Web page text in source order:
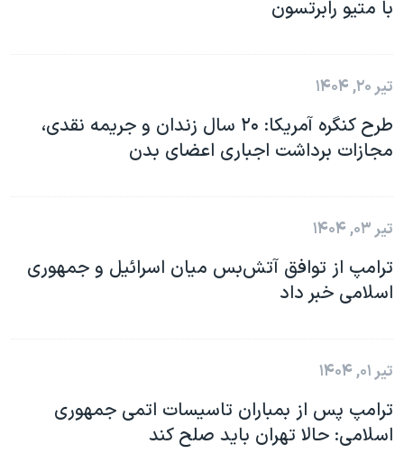
با متیو رابرتسون
تیر ۲۰, ۱۴۰۴
طرح کنگره آمریکا: ۲۰ سال زندان و جریمه نقدی،
مجازات برداشت اجباری اعضای بدن
تیر ۰۳, ۱۴۰۴
ترامپ از توافق آتش‌بس میان اسرائیل و جمهوری
اسلامی خبر داد
تیر ۰۱, ۱۴۰۴
ترامپ پس از بمباران تاسیسات اتمی جمهوری
اسلامی: حالا تهران باید صلح کند